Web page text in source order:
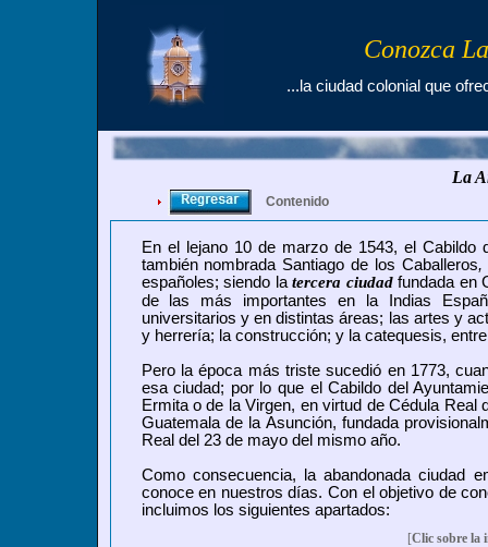
Conozca
...la ciudad colonial que
La
Contenido
En el lejano 10 de marzo de 1543, el Cabildo
también nombrada Santiago de los Caballeros,
españoles; siendo la tercera ciudad fundada en
de las más importantes en la Indias
universitarios y en distintas áreas; las artes y
y herrería; la construcción; y la catequesis,
Pero la época más triste sucedió en 1773,
esa ciudad; por lo que el Cabildo del
Ermita o de la Virgen, en virtud de Cédula Real
Guatemala de la Asunción, fundada
Real del 23 de mayo del mismo año.
Como consecuencia, la abandonada ciudad
conoce en nuestros días. Con el objetivo de
incluimos los siguientes apartados:
[Clic sobre la